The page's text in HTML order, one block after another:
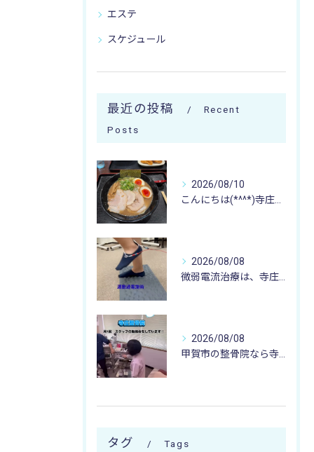
エステ
スケジュール
最近の投稿
Recent
Posts
2026/08/10
こんにちは(*^^*)寺庄整骨院のスタッフです🚴🏻‍♂️
2026/08/08
微弱電流治療は、寺庄整骨院へ 🌻🏥🌻
2026/08/08
甲賀市の整骨院なら寺庄整骨院へ🚴🏻‍♂️
タグ Tags